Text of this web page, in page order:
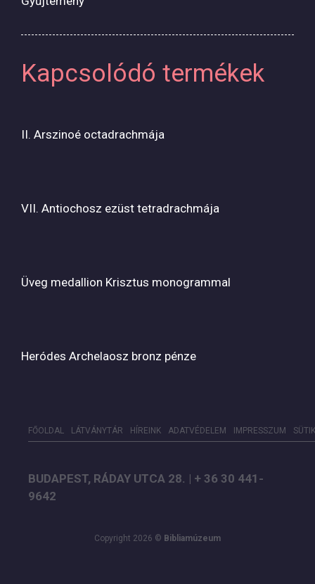
Kapcsolódó termékek
II. Arszinoé octadrachmája
VII. Antiochosz ezüst tetradrachmája
Üveg medallion Krisztus monogrammal
Heródes Archelaosz bronz pénze
FŐOLDAL LÁTVÁNYTÁR HÍREINK ADATVÉDELEM IMPRESSZUM
BUDAPEST, RÁDAY UTCA 28. | + 36 30 441-
9642
Copyright 2026 © Bibliamúzeum